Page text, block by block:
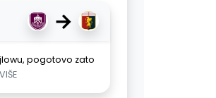
→
pogotovo zato